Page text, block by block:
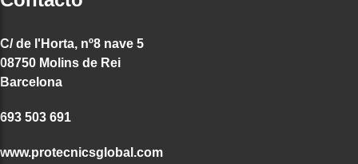
C/ de l'Horta, nº8 nave 5
08750 Molins de Rei
Barcelona
693 503 691
www.protecnicsglobal.com